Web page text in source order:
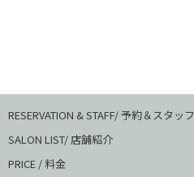
RESERVATION & STAFF/ 予約＆スタッフ
SALON LIST/ 店舗紹介
PRICE / 料金